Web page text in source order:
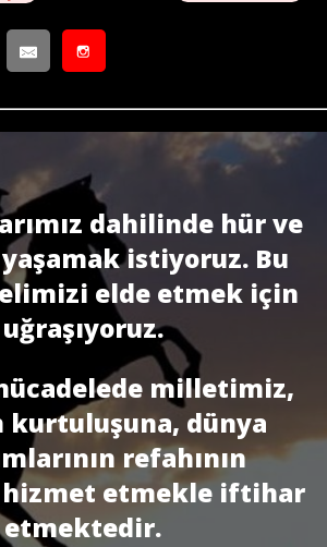
dahilinde hür ve
yaşamak istiyoruz. Bu
elde etmek için
uğraşıyoruz.
milletimiz,
kurtuluşuna, dünya
refahının
hizmet etmekle iftihar
etmektedir.